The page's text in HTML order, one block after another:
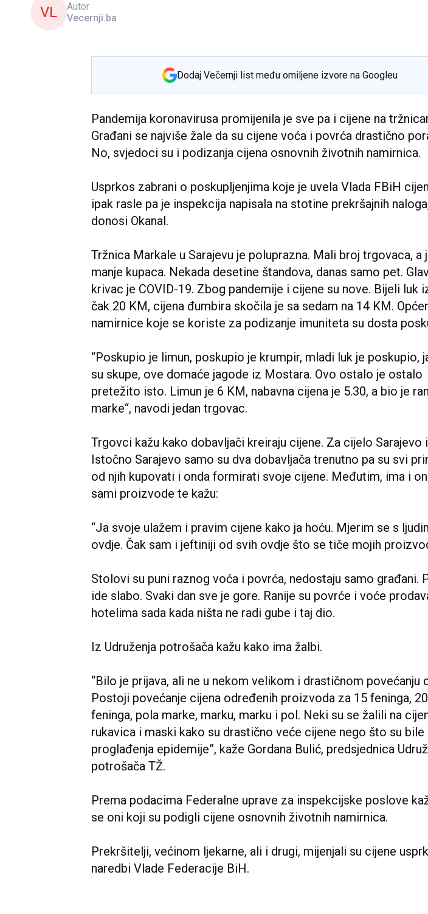
VL
Autor
Vecernji.ba
Dodaj Večernji list među omiljene izvore na Googleu
Pandemija koronavirusa promijenila je sve pa i cijene na
Građani se najviše žale da su cijene voća i povrća drastično
No, svjedoci su i podizanja cijena osnovnih životnih namirnica.
Usprkos zabrani o poskupljenjima koje je uvela Vlada FBiH
ipak rasle pa je inspekcija napisala na stotine prekršajnih
donosi Okanal.
Tržnica Markale u Sarajevu je poluprazna. Mali broj trgovaca, a
manje kupaca. Nekada desetine štandova, danas samo pet.
krivac je COVID-19. Zbog pandemije i cijene su nove. Bijeli luk
čak 20 KM, cijena đumbira skočila je sa sedam na 14 KM.
namirnice koje se koriste za podizanje imuniteta su dosta
“Poskupio je limun, poskupio je krumpir, mladi luk je poskupio,
su skupe, ove domaće jagode iz Mostara. Ovo ostalo je ostalo
pretežito isto. Limun je 6 KM, nabavna cijena je 5.30, a bio je
marke“, navodi jedan trgovac.
Trgovci kažu kako dobavljači kreiraju cijene. Za cijelo Sarajevo i
Istočno Sarajevo samo su dva dobavljača trenutno pa su svi
od njih kupovati i onda formirati svoje cijene. Međutim, ima i
sami proizvode te kažu:
“Ja svoje ulažem i pravim cijene kako ja hoću. Mjerim se s
ovdje. Čak sam i jeftiniji od svih ovdje što se tiče mojih
Stolovi su puni raznog voća i povrća, nedostaju samo građani.
ide slabo. Svaki dan sve je gore. Ranije su povrće i voće
hotelima sada kada ništa ne radi gube i taj dio.
Iz Udruženja potrošača kažu kako ima žalbi.
“Bilo je prijava, ali ne u nekom velikom i drastičnom povećanju
Postoji povećanje cijena određenih proizvoda za 15 feninga, 20
feninga, pola marke, marku, marku i pol. Neki su se žalili na
rukavica i maski kako su drastično veće cijene nego što su bile
proglađenja epidemije”, kaže Gordana Bulić, predsjednica
potrošača TŽ.
Prema podacima Federalne uprave za inspekcijske poslove
se oni koji su podigli cijene osnovnih životnih namirnica.
Prekršitelji, većinom ljekarne, ali i drugi, mijenjali su cijene
naredbi Vlade Federacije BiH.